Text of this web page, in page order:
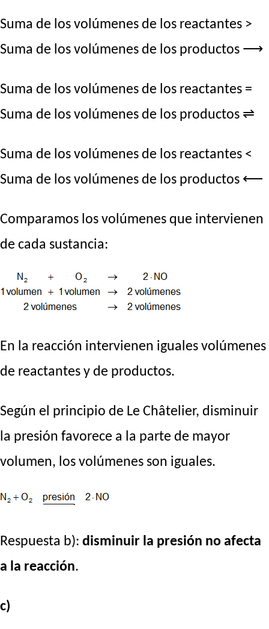
Suma de los volúmenes de los reactantes >
Suma de los volúmenes de los productos ⟶
Suma de los volúmenes de los reactantes =
Suma de los volúmenes de los productos ⇌
Suma de los volúmenes de los reactantes <
Suma de los volúmenes de los productos ⟵
Comparamos los volúmenes que intervienen
de cada sustancia:
En la reacción intervienen iguales volúmenes
de reactantes y de productos.
Según el principio de Le Châtelier, disminuir
la presión favorece a la parte de mayor
volumen, los volúmenes son iguales.
Respuesta b): disminuir la presión no afecta
a la reacción.
c)